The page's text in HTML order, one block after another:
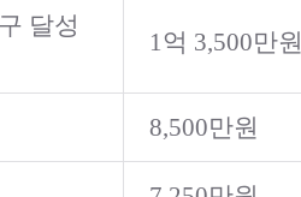
달성
1억 3,500만원
8,500만원